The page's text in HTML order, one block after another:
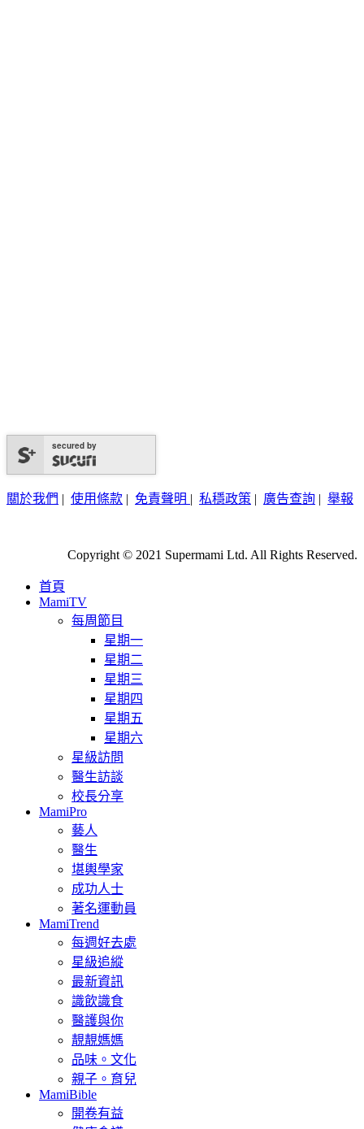
secured by
關於我們 | 使用條款 | 免責聲明 | 私穩政策 | 廣告查詢 | 舉報
Copyright © 2021 Supermami Ltd. All Rights Reserved.
首頁
MamiTV
每周節目
星期一
星期二
星期三
星期四
星期五
星期六
星級訪問
醫生訪談
校長分享
MamiPro
藝人
醫生
堪輿學家
成功人士
著名運動員
MamiTrend
每週好去處
星級追縱
最新資訊
識飲識食
醫護與你
靚靚媽媽
品味。文化
親子。育兒
MamiBible
開卷有益